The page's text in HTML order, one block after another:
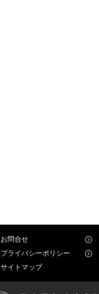
お問合せ
プライバシーポリシー
サイトマップ